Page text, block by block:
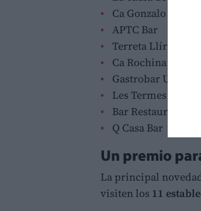
Ca Gonzalo Llíria
APTC Bar
Terreta Llíria
Ca Rochina
Gastrobar Unió
Les Termes
Bar Restaurant Pla
Q Casa Bar
Un premio
La principal
visiten los 11